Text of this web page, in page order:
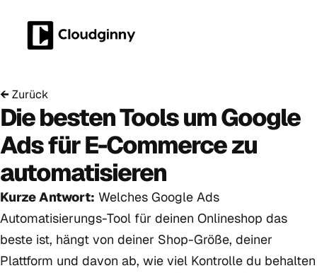
← Zurück
Die besten Tools um Google
Ads für E-Commerce zu
automatisieren
Kurze Antwort: Welches Google Ads
Automatisierungs-Tool für deinen Onlineshop das
beste ist, hängt von deiner Shop-Größe, deiner
Plattform und davon ab, wie viel Kontrolle du behalten